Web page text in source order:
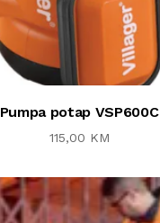
Pumpa potap VSP600C
115,00 KM